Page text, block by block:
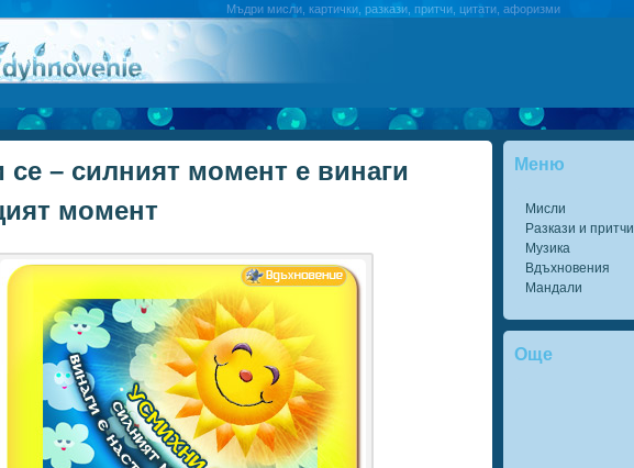
Мъдри мисли, картички, разкази, притчи, цитати, афоризми
Меню
Мисли
Разкази и притчи
Музика
Вдъхновения
Мандали
Още
се – силният момент е винаги
момент